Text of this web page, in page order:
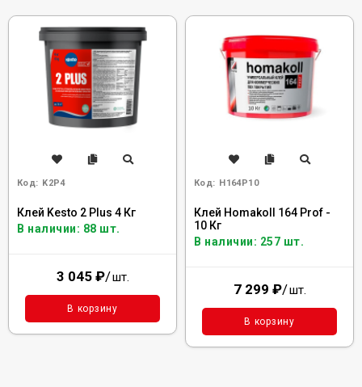
Код: K2P4
Клей Kesto 2 Plus 4 Кг
В наличии: 88 шт.
3 045 ₽/шт.
В корзину
Код: H164P10
Клей Homakoll 164 Prof -
10 Кг
В наличии: 257 шт.
7 299 ₽/шт.
В корзину